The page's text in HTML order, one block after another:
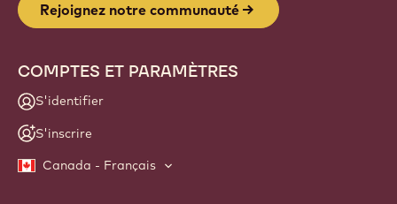
Rejoignez notre communauté
COMPTES ET PARAMÈTRES
S'identifier
S'inscrire
Canada - Français